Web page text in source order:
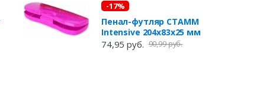
-17%
Пенал-футляр СТАММ
Intensive 204x83x25 мм
74,95 руб. 90,99 руб.